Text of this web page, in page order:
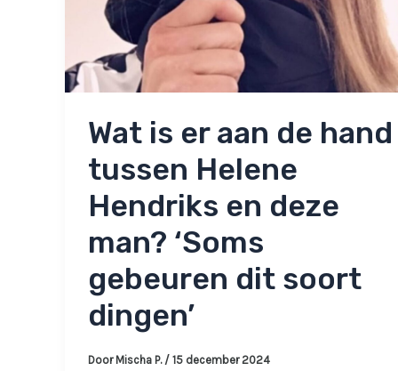
Wat is er aan de hand
tussen Helene
Hendriks en deze
man? ‘Soms
gebeuren dit soort
dingen’
Door Mischa P. / 15 december 2024